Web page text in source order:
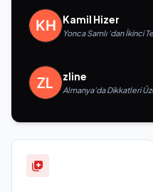
Kamil Hizer
Yonca Samlı ‘dan İkinci
zline
Almanya’da Dikkatleri